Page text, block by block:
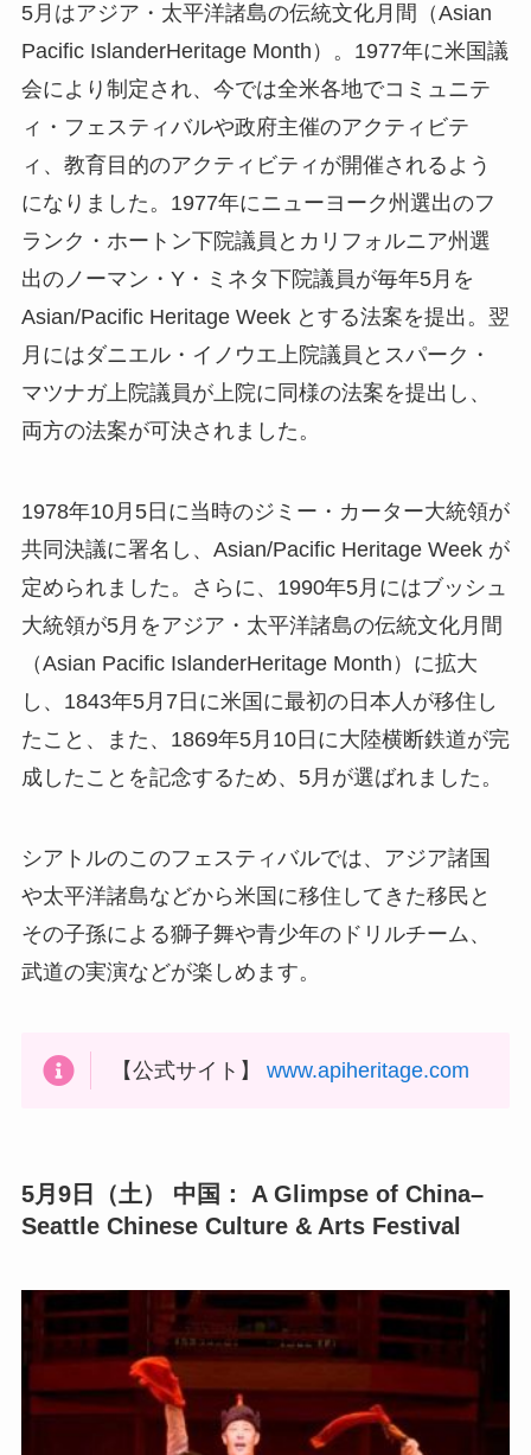
5月はアジア・太平洋諸島の伝統文化月間（Asian
Pacific IslanderHeritage Month）。1977年に米国議
会により制定され、今では全米各地でコミュニテ
ィ・フェスティバルや政府主催のアクティビテ
ィ、教育目的のアクティビティが開催されるよう
になりました。1977年にニューヨーク州選出のフ
ランク・ホートン下院議員とカリフォルニア州選
出のノーマン・Y・ミネタ下院議員が毎年5月を
Asian/Pacific Heritage Week とする法案を提出。翌
月にはダニエル・イノウエ上院議員とスパーク・
マツナガ上院議員が上院に同様の法案を提出し、
両方の法案が可決されました。
1978年10月5日に当時のジミー・カーター大統領が
共同決議に署名し、Asian/Pacific Heritage Week が
定められました。さらに、1990年5月にはブッシュ
大統領が5月をアジア・太平洋諸島の伝統文化月間
（Asian Pacific IslanderHeritage Month）に拡大
し、1843年5月7日に米国に最初の日本人が移住し
たこと、また、1869年5月10日に大陸横断鉄道が完
成したことを記念するため、5月が選ばれました。
シアトルのこのフェスティバルでは、アジア諸国
や太平洋諸島などから米国に移住してきた移民と
その子孫による獅子舞や青少年のドリルチーム、
武道の実演などが楽しめます。
【公式サイト】www.apiheritage.com
5月9日（土） 中国： A Glimpse of China–
Seattle Chinese Culture & Arts Festival